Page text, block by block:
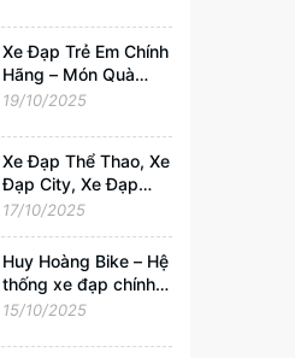
Xe Đạp Trẻ Em Chính
Hãng – Món Quà
Tuyệt Vời Cho Bé
Xedapvip.com
19/10/2025
Xe Đạp Thể Thao, Xe
Đạp City, Xe Đạp
Gấp Chính Hãng –
Nhất Tại
Xedapvip.com
17/10/2025
Huy Hoàng Bike – Hệ
thống xe đạp chính
hãng hàng đầu Việt
15/10/2025